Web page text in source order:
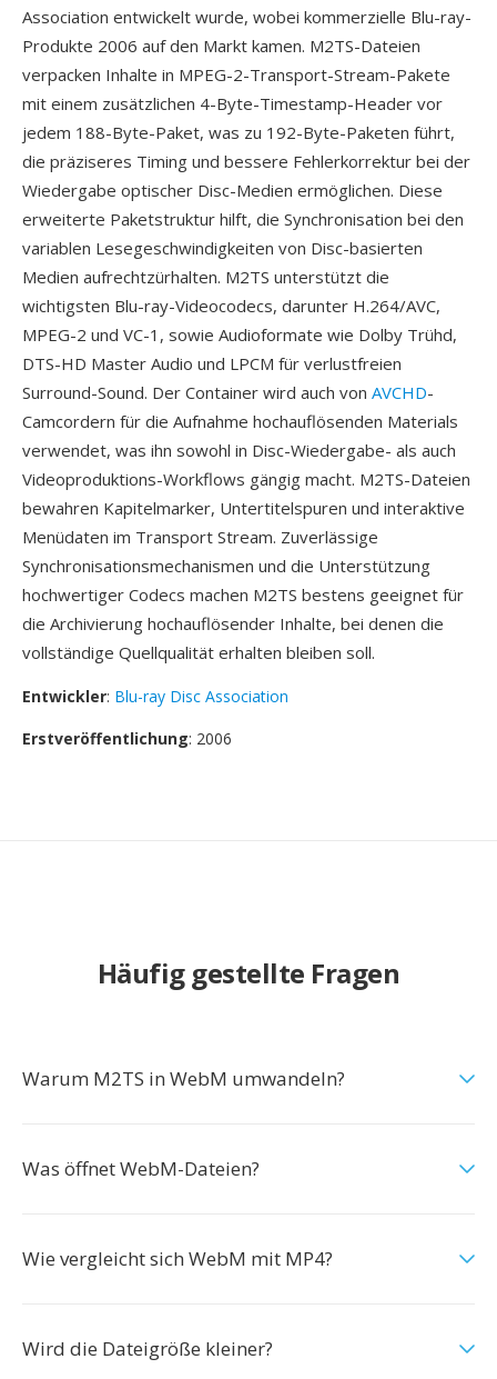
Association entwickelt wurde, wobei kommerzielle Blu-ray-
Produkte 2006 auf den Markt kamen. M2TS-Dateien
verpacken Inhalte in MPEG-2-Transport-Stream-Pakete
mit einem zusätzlichen 4-Byte-Timestamp-Header vor
jedem 188-Byte-Paket, was zu 192-Byte-Paketen führt,
die präziseres Timing und bessere Fehlerkorrektur bei der
Wiedergabe optischer Disc-Medien ermöglichen. Diese
erweiterte Paketstruktur hilft, die Synchronisation bei den
variablen Lesegeschwindigkeiten von Disc-basierten
Medien aufrechtzürhalten. M2TS unterstützt die
wichtigsten Blu-ray-Videocodecs, darunter H.264/AVC,
MPEG-2 und VC-1, sowie Audioformate wie Dolby Trühd,
DTS-HD Master Audio und LPCM für verlustfreien
Surround-Sound. Der Container wird auch von AVCHD-
Camcordern für die Aufnahme hochauflösenden Materials
verwendet, was ihn sowohl in Disc-Wiedergabe- als auch
Videoproduktions-Workflows gängig macht. M2TS-Dateien
bewahren Kapitelmarker, Untertitelspuren und interaktive
Menüdaten im Transport Stream. Zuverlässige
Synchronisationsmechanismen und die Unterstützung
hochwertiger Codecs machen M2TS bestens geeignet für
die Archivierung hochauflösender Inhalte, bei denen die
vollständige Quellqualität erhalten bleiben soll.
Entwickler: Blu-ray Disc Association
Erstveröffentlichung: 2006
Häufig gestellte Fragen
Warum M2TS in WebM umwandeln?
Was öffnet WebM-Dateien?
Wie vergleicht sich WebM mit MP4?
Wird die Dateigröße kleiner?